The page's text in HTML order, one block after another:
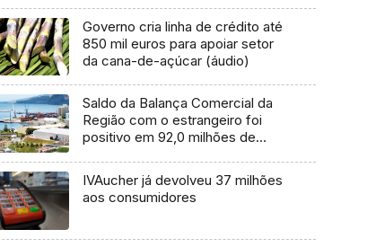
Governo cria linha de crédito até
850 mil euros para apoiar setor
da cana-de-açúcar (áudio)
Saldo da Balança Comercial da
Região com o estrangeiro foi
positivo em 92,0 milhões de
IVAucher já devolveu 37 milhões
aos consumidores